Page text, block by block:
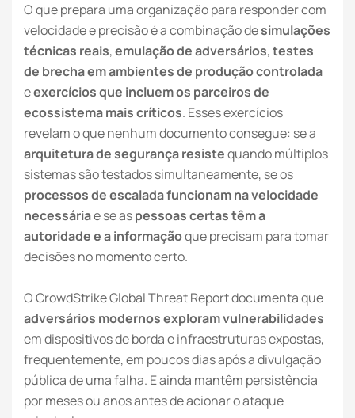
O que prepara uma organização para responder com
velocidade e precisão é a combinação desimulações
técnicas reais,emulação de adversários,testes
de brecha em ambientes de produção controlada
eexercícios que incluem os parceiros de
ecossistema mais críticos. Esses exercícios
revelam o que nenhum documento consegue: se a
arquitetura de segurança resistequando múltiplos
sistemas são testados simultaneamente, se os
processos de escalada funcionam na velocidade
necessáriae se aspessoas certas têm a
autoridade e a informaçãoque precisam para tomar
decisões no momento certo.
O CrowdStrike Global Threat Report documenta que
adversários modernos exploram vulnerabilidades
em dispositivos de borda e infraestruturas expostas,
frequentemente, em poucos dias após a divulgação
pública de uma falha. E ainda mantêm persistência
por meses ou anos antes de acionar o ataque